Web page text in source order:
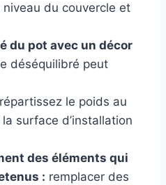
du couvercle et
du pot avec un décor
déséquilibré peut
répartissez le poids au
surface d’installation
des éléments qui
: remplacer des